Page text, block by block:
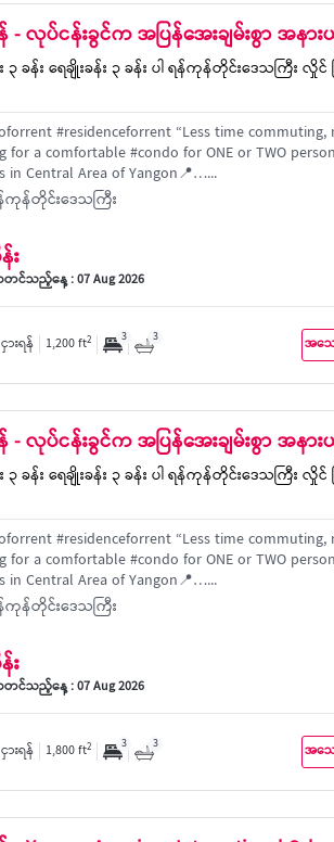
- လုပ်ငန်းခွင်က အပြန်အေးချမ်းစွာ အန
၃ ခန်း ရေချိုးခန်း ၃ ခန်း ပါ ရန်ကုန်တိုင်းဒေသကြီး
#residenceforrent “Less time commuting,
for a comfortable #condo for ONE or TWO
in Central Area of Yangon📍…...
န်တိုင်းဒေသကြီး
း
တင်သည့်နေ့ : 07 Aug 2026
းရန် 1,200 ft2 3 3 အသ
- လုပ်ငန်းခွင်က အပြန်အေးချမ်းစွာ အန
၃ ခန်း ရေချိုးခန်း ၃ ခန်း ပါ ရန်ကုန်တိုင်းဒေသကြီး
#residenceforrent “Less time commuting,
for a comfortable #condo for ONE or TWO
in Central Area of Yangon📍…...
န်တိုင်းဒေသကြီး
း
တင်သည့်နေ့ : 07 Aug 2026
းရန် 1,800 ft2 3 3 အသ